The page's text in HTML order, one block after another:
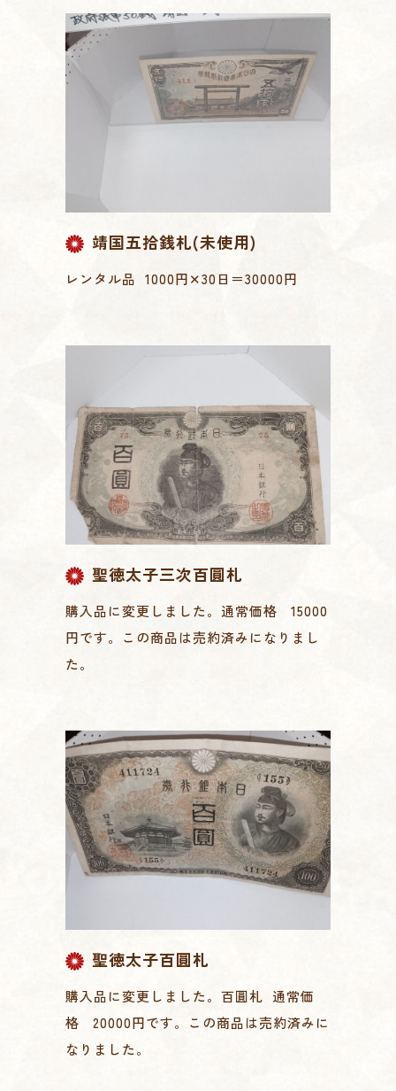
靖国五拾銭札(未使用)
レンタル品 1000円✕30日＝30000円
聖徳太子三次百圓札
購入品に変更しました。通常価格 15000
円です。この商品は売約済みになりまし
た。
聖徳太子百圓札
購入品に変更しました。百圓札 通常価
格 20000円です。この商品は売約済みに
なりました。